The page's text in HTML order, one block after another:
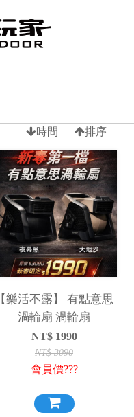
時間 排序
【樂活不露】 有點意思
渦輪扇 渦輪扇
NT$ 1990
NT$3090
會員價???